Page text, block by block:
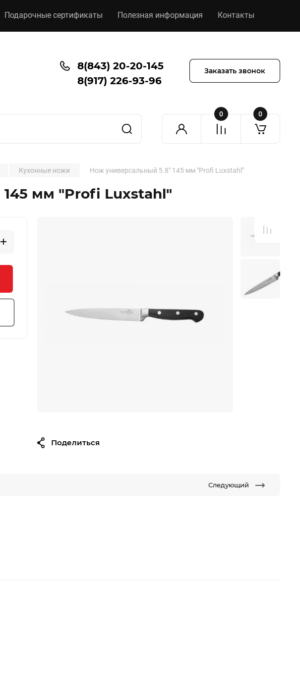
Подарочные сертификаты Полезная информация Контакты
8(843) 20-20-145
8(917) 226-93-96
Заказать звонок
0 0
Кухонные ножи Нож универсальный 5.8" 145 мм "Profi Luxstahl"
мм "Profi Luxstahl"
Поделиться
Следующий